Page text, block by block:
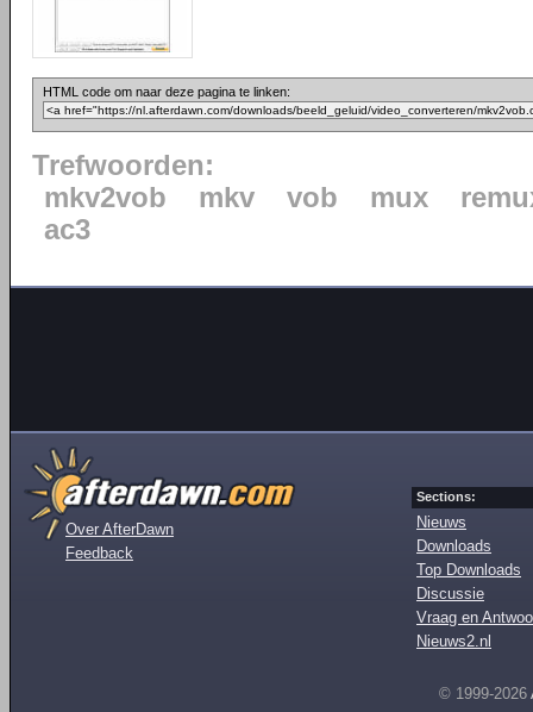
HTML code om naar deze pagina te linken:
Trefwoorden:
mkv2vob
mkv vob mux
ac3
Over AfterDawn
Feedback
Sections:
Nieuws
Downloads
Top Downloads
Discussie
Vraag en
Nieuws2.nl
© 1999-2026